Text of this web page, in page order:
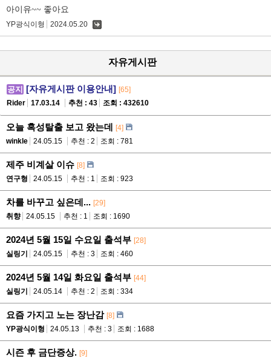
아이유~~ 좋아요
YP광식이형 2024.05.20
자유게시판
공지 [자유게시판 이용안내] [65]
Rider
17.03.14 추천 : 43 조회 : 432610
오늘 혹성탈출 보고 왔는데 [4]
winkle
24.05.15 추천 : 2 조회 : 781
제주 비계살 이슈 [8]
연구형
24.05.15 추천 : 1 조회 : 923
차를 바꾸고 싶은데... [29]
취향
24.05.15 추천 : 1 조회 : 1690
2024년 5월 15일 수요일 출석부 [28]
실링기
24.05.15 추천 : 3 조회 : 460
2024년 5월 14일 화요일 출석부 [44]
실링기
24.05.14 추천 : 2 조회 : 334
요즘 가지고 노는 장난감 [8]
YP광식이형
24.05.13 추천 : 3 조회 : 1688
시즌 후 금단증상. [9]